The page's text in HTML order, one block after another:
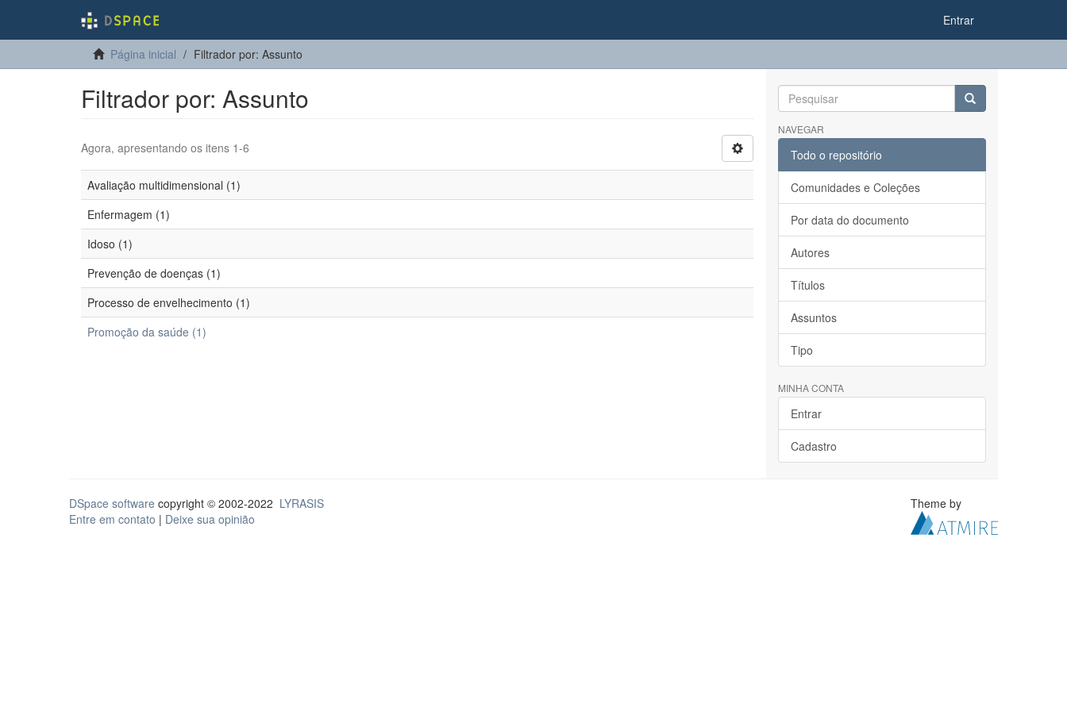
Entrar
Página inicial Filtrador por: Assunto
Filtrador por: Assunto
Agora, apresentando os itens 1-6
Avaliação multidimensional (1)
Enfermagem (1)
Idoso (1)
Prevenção de doenças (1)
Processo de envelhecimento (1)
Promoção da saúde (1)
NAVEGAR
Todo o repositório
Comunidades e Coleções
Por data do documento
Autores
Títulos
Assuntos
Tipo
MINHA CONTA
Entrar
Cadastro
DSpace software copyright © 2002-2022 LYRASIS
Entre em contato | Deixe sua opinião
Theme by